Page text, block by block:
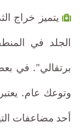
يتميز خراج
الجلد في
برتقالي". في
وتوعك عام.
أحد مضاعفات